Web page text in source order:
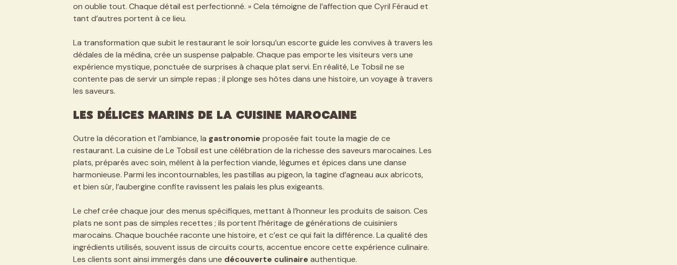
on oublie tout. Chaque détail est perfectionné. » Cela témoigne de l’affection que Cyril Féraud et
tant d’autres portent à ce lieu.
La transformation que subit le restaurant le soir lorsqu’un escorte guide les convives à travers les
dédales de la médina, crée un suspense palpable. Chaque pas emporte les visiteurs vers une
expérience mystique, ponctuée de surprises à chaque plat servi. En réalité, Le Tobsil ne se
contente pas de servir un simple repas ; il plonge ses hôtes dans une histoire, un voyage à travers
les saveurs.
Les délices marins de la cuisine marocaine
Outre la décoration et l’ambiance, la gastronomie proposée fait toute la magie de ce
restaurant. La cuisine de Le Tobsil est une célébration de la richesse des saveurs marocaines. Les
plats, préparés avec soin, mêlent à la perfection viande, légumes et épices dans une danse
harmonieuse. Parmi les incontournables, les pastillas au pigeon, la tagine d’agneau aux abricots,
et bien sûr, l’aubergine confite ravissent les palais les plus exigeants.
Le chef crée chaque jour des menus spécifiques, mettant à l’honneur les produits de saison. Ces
plats ne sont pas de simples recettes ; ils portent l’héritage de générations de cuisiniers
marocains. Chaque bouchée raconte une histoire, et c’est ce qui fait la différence. La qualité des
ingrédients utilisés, souvent issus de circuits courts, accentue encore cette expérience culinaire.
Les clients sont ainsi immergés dans une découverte culinaire authentique.